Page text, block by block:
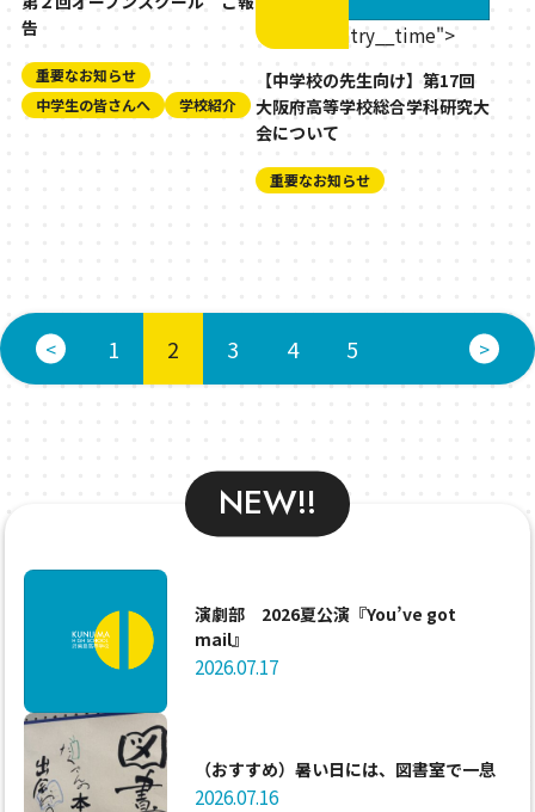
告
重要なお知らせ
中学生の皆さんへ
学校紹介
" class="entry__time">
【中学校の先生向け】第17回
大阪府高等学校総合学科研究大
会について
重要なお知らせ
< 1 2 3 4 5 >
NEW!!
演劇部 2026夏公演『You’ve got
mail』
2026.07.17
（おすすめ）暑い日には、図書室で一息
2026.07.16